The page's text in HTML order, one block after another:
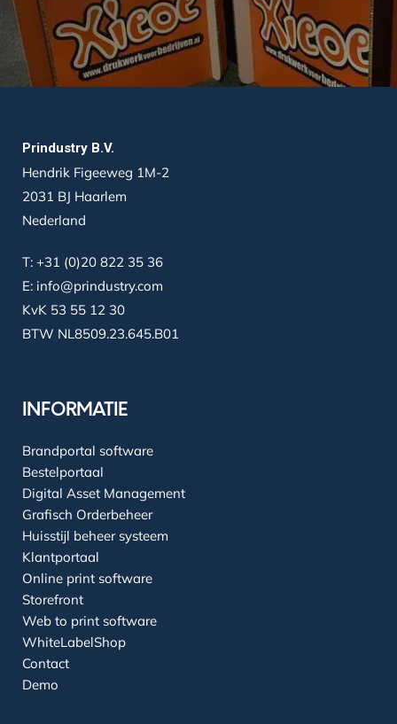
Prindustry B.V.
Hendrik Figeeweg 1M-2
2031 BJ Haarlem
Nederland
T: +31 (0)20 822 35 36
E: info@prindustry.com
KvK 53 55 12 30
BTW NL8509.23.645.B01
INFORMATIE
Brandportal software
Bestelportaal
Digital Asset Management
Grafisch Orderbeheer
Huisstijl beheer systeem
Klantportaal
Online print software
Storefront
Web to print software
WhiteLabelShop
Contact
Demo